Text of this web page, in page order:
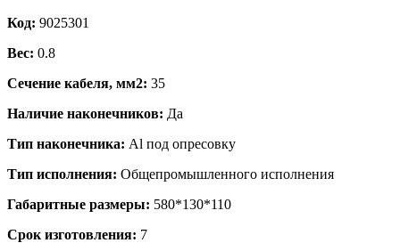
Код: 9025301
Вес: 0.8
Сечение кабеля, мм2: 35
Наличие наконечников: Да
Тип наконечника: Al под опресовку
Тип исполнения: Общепромышленного исполнения
Габаритные размеры: 580*130*110
Срок изготовления: 7